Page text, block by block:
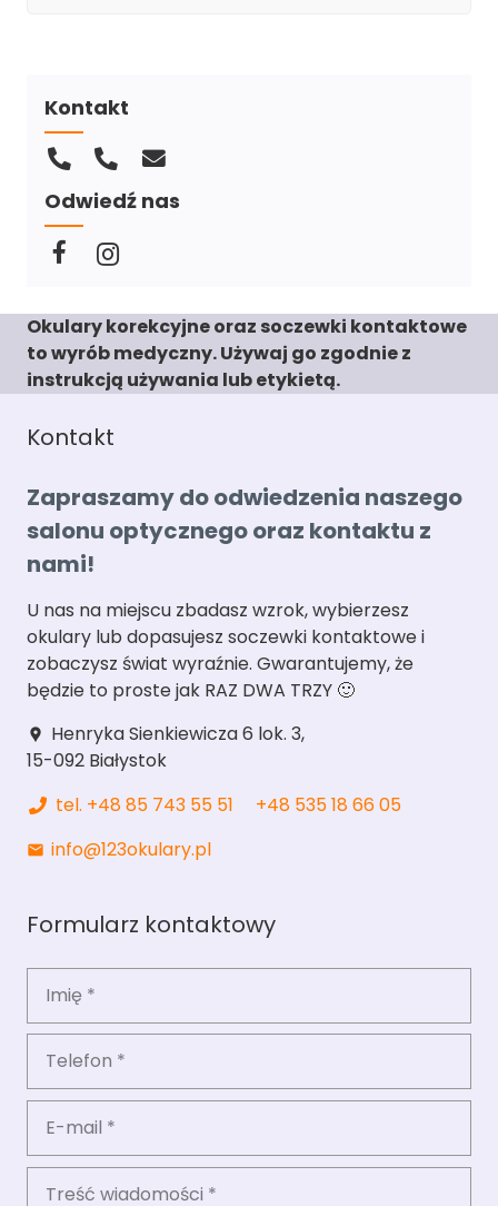
Kontakt
Odwiedź nas
Okulary korekcyjne oraz soczewki kontaktowe
to wyrób medyczny. Używaj go zgodnie z
instrukcją używania lub etykietą.
Kontakt
Zapraszamy do odwiedzenia naszego
salonu optycznego oraz kontaktu z
nami!
U nas na miejscu zbadasz wzrok, wybierzesz
okulary lub dopasujesz soczewki kontaktowe i
zobaczysz świat wyraźnie. Gwarantujemy, że
będzie to proste jak RAZ DWA TRZY 🙂
location_pin
Henryka Sienkiewicza 6 lok. 3,
15-092 Białystok
tel. +48 85 743 55 51
+48 535 18 66 05
mail info@123okulary.pl
Formularz kontaktowy